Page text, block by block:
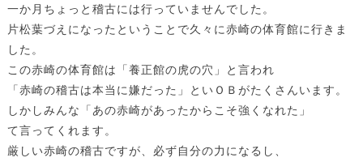
一か月ちょっと稽古には行っていませんでした。
片松葉づえになったということで久々に赤崎の体育館に行きま
した。
この赤崎の体育館は「養正館の虎の穴」と言われ
「赤崎の稽古は本当に嫌だった」といＯＢがたくさんいます。
しかしみんな「あの赤崎があったからこそ強くなれた」
て言ってくれます。
厳しい赤崎の稽古ですが、必ず自分の力になるし、